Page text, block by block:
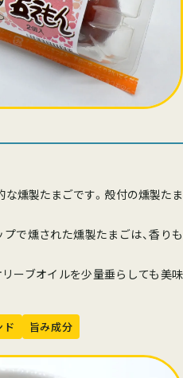
燻製たまごです。殻付の燻製たま
で燻された燻製たまごは、香りも
ーブオイルを少量垂らしても美味
ド 旨み成分